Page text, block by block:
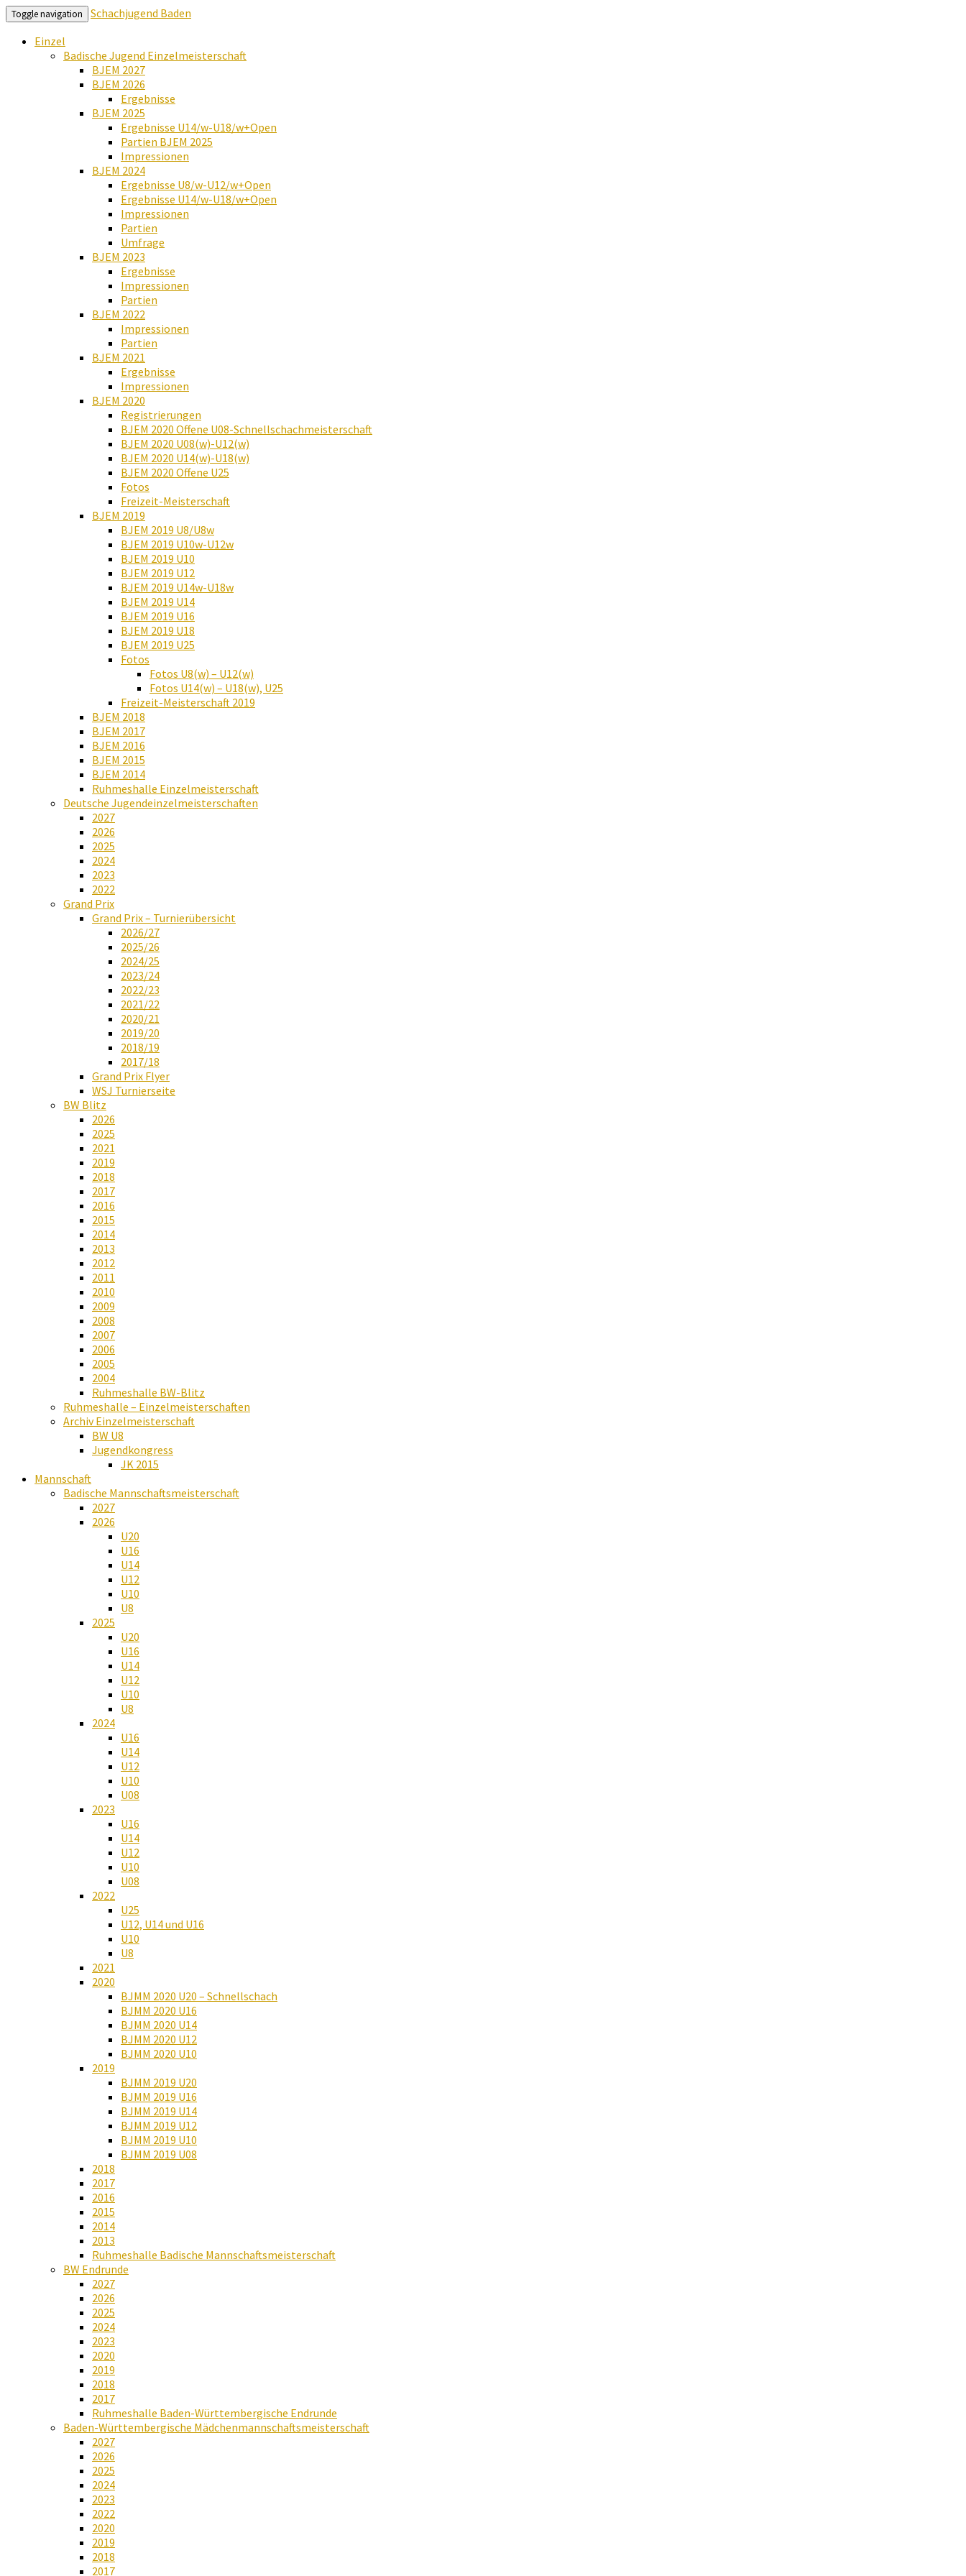
Toggle navigation
Schachjugend Baden
Einzel
Badische Jugend Einzelmeisterschaft
BJEM 2027
BJEM 2026
Ergebnisse
BJEM 2025
Ergebnisse U14/w-U18/w+Open
Partien BJEM 2025
Impressionen
BJEM 2024
Ergebnisse U8/w-U12/w+Open
Ergebnisse U14/w-U18/w+Open
Impressionen
Partien
Umfrage
BJEM 2023
Ergebnisse
Impressionen
Partien
BJEM 2022
Impressionen
Partien
BJEM 2021
Ergebnisse
Impressionen
BJEM 2020
Registrierungen
BJEM 2020 Offene U08-Schnellschachmeisterschaft
BJEM 2020 U08(w)-U12(w)
BJEM 2020 U14(w)-U18(w)
BJEM 2020 Offene U25
Fotos
Freizeit-Meisterschaft
BJEM 2019
BJEM 2019 U8/U8w
BJEM 2019 U10w-U12w
BJEM 2019 U10
BJEM 2019 U12
BJEM 2019 U14w-U18w
BJEM 2019 U14
BJEM 2019 U16
BJEM 2019 U18
BJEM 2019 U25
Fotos
Fotos U8(w) – U12(w)
Fotos U14(w) – U18(w), U25
Freizeit-Meisterschaft 2019
BJEM 2018
BJEM 2017
BJEM 2016
BJEM 2015
BJEM 2014
Ruhmeshalle Einzelmeisterschaft
Deutsche Jugendeinzelmeisterschaften
2027
2026
2025
2024
2023
2022
Grand Prix
Grand Prix – Turnierübersicht
2026/27
2025/26
2024/25
2023/24
2022/23
2021/22
2020/21
2019/20
2018/19
2017/18
Grand Prix Flyer
WSJ Turnierseite
BW Blitz
2026
2025
2021
2019
2018
2017
2016
2015
2014
2013
2012
2011
2010
2009
2008
2007
2006
2005
2004
Ruhmeshalle BW-Blitz
Ruhmeshalle – Einzelmeisterschaften
Archiv Einzelmeisterschaft
BW U8
Jugendkongress
JK 2015
Mannschaft
Badische Mannschaftsmeisterschaft
2027
2026
U20
U16
U14
U12
U10
U8
2025
U20
U16
U14
U12
U10
U8
2024
U16
U14
U12
U10
U08
2023
U16
U14
U12
U10
U08
2022
U25
U12, U14 und U16
U10
U8
2021
2020
BJMM 2020 U20 – Schnellschach
BJMM 2020 U16
BJMM 2020 U14
BJMM 2020 U12
BJMM 2020 U10
2019
BJMM 2019 U20
BJMM 2019 U16
BJMM 2019 U14
BJMM 2019 U12
BJMM 2019 U10
BJMM 2019 U08
2018
2017
2016
2015
2014
2013
Ruhmeshalle Badische Mannschaftsmeisterschaft
BW Endrunde
2027
2026
2025
2024
2023
2020
2019
2018
2017
Ruhmeshalle Baden-Württembergische Endrunde
Baden-Württembergische Mädchenmannschaftsmeisterschaft
2027
2026
2025
2024
2023
2022
2020
2019
2018
2017